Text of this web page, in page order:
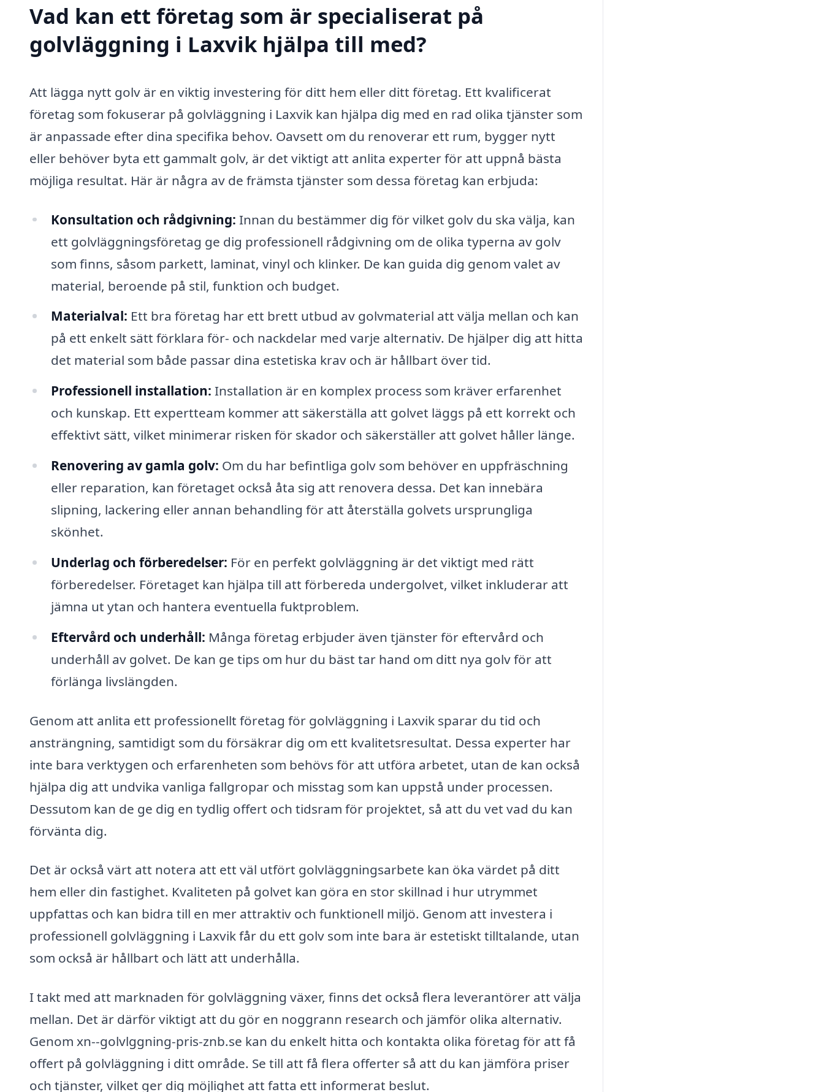
Vad kan ett företag som är specialiserat på
golvläggning i Laxvik hjälpa till med?
Att lägga nytt golv är en viktig investering för ditt hem eller ditt företag. Ett kvalificerat
företag som fokuserar på golvläggning i Laxvik kan hjälpa dig med en rad olika tjänster som
är anpassade efter dina specifika behov. Oavsett om du renoverar ett rum, bygger nytt
eller behöver byta ett gammalt golv, är det viktigt att anlita experter för att uppnå bästa
möjliga resultat. Här är några av de främsta tjänster som dessa företag kan erbjuda:
Konsultation och rådgivning: Innan du bestämmer dig för vilket golv du ska välja, kan
ett golvläggningsföretag ge dig professionell rådgivning om de olika typerna av golv
som finns, såsom parkett, laminat, vinyl och klinker. De kan guida dig genom valet av
material, beroende på stil, funktion och budget.
Materialval: Ett bra företag har ett brett utbud av golvmaterial att välja mellan och kan
på ett enkelt sätt förklara för- och nackdelar med varje alternativ. De hjälper dig att hitta
det material som både passar dina estetiska krav och är hållbart över tid.
Professionell installation: Installation är en komplex process som kräver erfarenhet
och kunskap. Ett expertteam kommer att säkerställa att golvet läggs på ett korrekt och
effektivt sätt, vilket minimerar risken för skador och säkerställer att golvet håller länge.
Renovering av gamla golv: Om du har befintliga golv som behöver en uppfräschning
eller reparation, kan företaget också åta sig att renovera dessa. Det kan innebära
slipning, lackering eller annan behandling för att återställa golvets ursprungliga
skönhet.
Underlag och förberedelser: För en perfekt golvläggning är det viktigt med rätt
förberedelser. Företaget kan hjälpa till att förbereda undergolvet, vilket inkluderar att
jämna ut ytan och hantera eventuella fuktproblem.
Eftervård och underhåll: Många företag erbjuder även tjänster för eftervård och
underhåll av golvet. De kan ge tips om hur du bäst tar hand om ditt nya golv för att
förlänga livslängden.
Genom att anlita ett professionellt företag för golvläggning i Laxvik sparar du tid och
ansträngning, samtidigt som du försäkrar dig om ett kvalitetsresultat. Dessa experter har
inte bara verktygen och erfarenheten som behövs för att utföra arbetet, utan de kan också
hjälpa dig att undvika vanliga fallgropar och misstag som kan uppstå under processen.
Dessutom kan de ge dig en tydlig offert och tidsram för projektet, så att du vet vad du kan
förvänta dig.
Det är också värt att notera att ett väl utfört golvläggningsarbete kan öka värdet på ditt
hem eller din fastighet. Kvaliteten på golvet kan göra en stor skillnad i hur utrymmet
uppfattas och kan bidra till en mer attraktiv och funktionell miljö. Genom att investera i
professionell golvläggning i Laxvik får du ett golv som inte bara är estetiskt tilltalande, utan
som också är hållbart och lätt att underhålla.
I takt med att marknaden för golvläggning växer, finns det också flera leverantörer att välja
mellan. Det är därför viktigt att du gör en noggrann research och jämför olika alternativ.
Genom xn--golvlggning-pris-znb.se kan du enkelt hitta och kontakta olika företag för att få
offert på golvläggning i ditt område. Se till att få flera offerter så att du kan jämföra priser
och tjänster, vilket ger dig möjlighet att fatta ett informerat beslut.